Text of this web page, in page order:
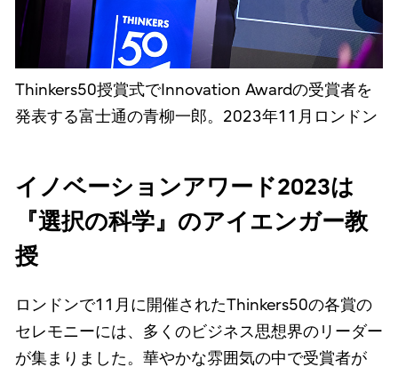
Thinkers50授賞式でInnovation Awardの受賞者を
発表する富士通の青柳一郎。2023年11月ロンドン
イノベーションアワード2023は
『選択の科学』のアイエンガー教
授
ロンドンで11月に開催されたThinkers50の各賞の
セレモニーには、多くのビジネス思想界のリーダー
が集まりました。華やかな雰囲気の中で受賞者が